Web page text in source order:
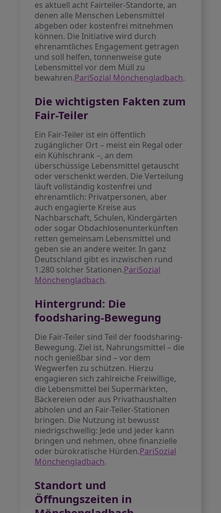
es aktuell acht Fairteiler-Standorte, an
denen alle Menschen Lebensmittel
abgeben oder kostenfrei mitnehmen
können. Die Initiative wird durch
ehrenamtliches Engagement getragen
und soll helfen, tonnenweise gute
Lebensmittel vor dem Müll zu
bewahren.PariSozial Mönchengladbach.
Die wichtigsten Fakten zum
Fair-Teiler
Ein Fair-Teiler ist ein öffentlich
zugänglicher Ort – meist ein Regal oder
ein Kühlschrank –, an dem
überschüssige Lebensmittel getauscht
oder verschenkt werden. Die Verteilung
läuft vollständig kostenfrei und
ehrenamtlich: Privatpersonen, aber
auch engagierte Kreise aus
Nachbarschaft, Schulen, Kindergärten
oder sogar Obdachlosenunterkünften
retten gemeinsam Lebensmittel und
geben sie an andere weiter. In ganz
Deutschland gibt es inzwischen rund
1.280 solcher Stationen.PariSozial
Mönchengladbach.
Hintergrund: Die
foodsharing-Bewegung
Die Fair-Teiler sind Teil der foodsharing-
Bewegung. Ziel ist, Nahrungsmittel – die
noch genießbar sind – vor dem
Wegwerfen zu schützen. Hierzu
engagieren sich zahlreiche Freiwillige,
die Lebensmittel bei Supermärkten,
Bäckereien oder aus Privathaushalten
abholen und an Fair-Teiler-Stationen
bringen. Die Nutzung ist bewusst
niedrigschwellig: Jede und jeder kann
bringen und nehmen, ohne finanzielle
oder bürokratische Hürden.PariSozial
Mönchengladbach.
Standort und
Öffnungszeiten in